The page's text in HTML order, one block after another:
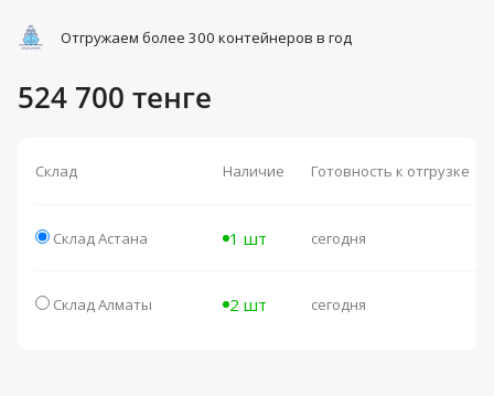
Отгружаем более 300 контейнеров в год
524 700 тенге
Склад Наличие Готовность к отгрузке
Склад Астана 1 шт сегодня
Склад Алматы 2 шт сегодня